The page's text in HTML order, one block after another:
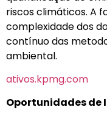
riscos climáticos. A
complexidade dos
contínuo das
ambiental.
ativos.kpmg.com
Oportunidades de